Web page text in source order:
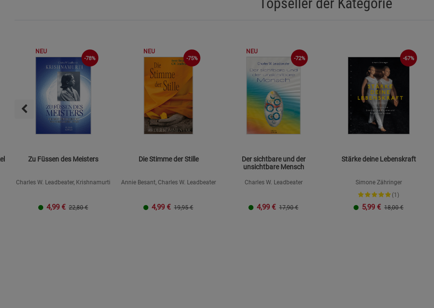
NEU
-78%
Zu Füssen des Meisters
Charles W. Leadbeater, Krishnamurti
4,99 € 22,80 €
NEU
-75%
Die Stimme der Stille
Annie Besant, Charles W. Leadbeater
4,99 € 19,95 €
NEU
-72%
Der sichtbare und der
unsichtbare Mensch
Charles W. Leadbeater
4,99 € 17,90 €
-67%
Stärke deine Lebenskraft
Simone Zähringer
(1)
5,99 € 18,00 €
Cookie-Informationen
Datenschutzerklärung